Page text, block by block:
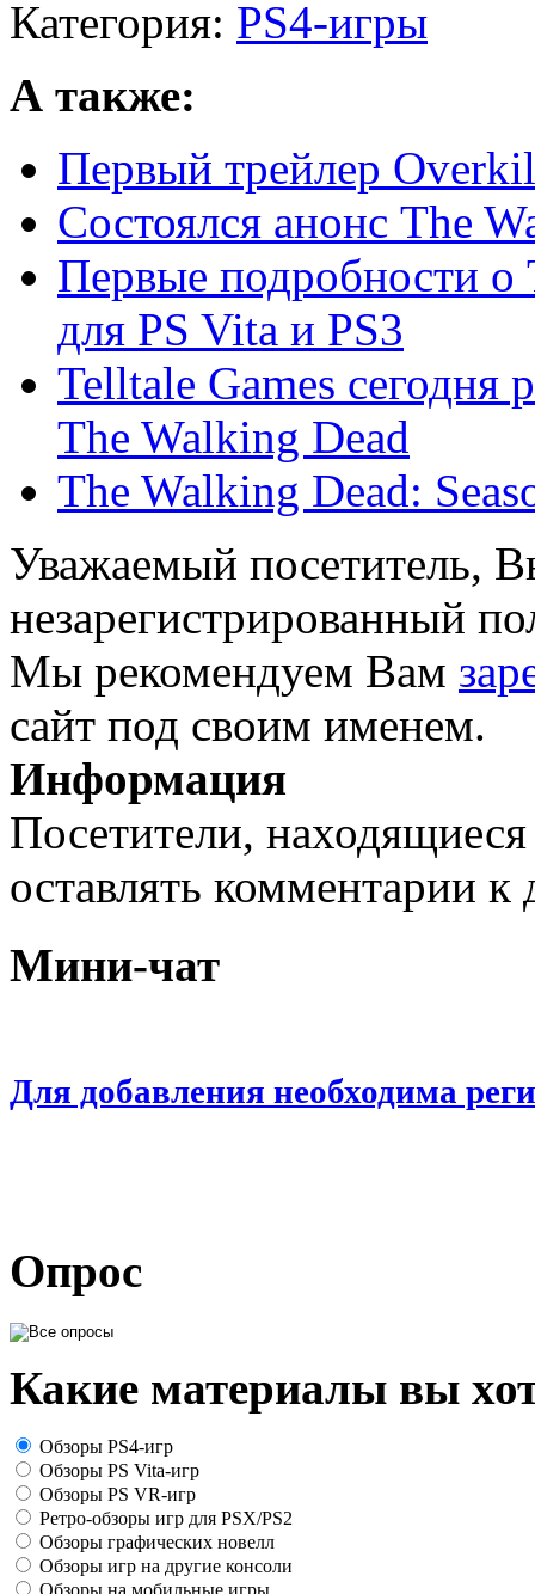
Категория: PS4-игры
А также:
Первый трейлер
Состоялся анонс The
Первые подробности о
для PS Vita и PS3
Telltale Games сегодня
The Walking Dead
The Walking Dead:
Уважаемый посетитель,
незарегистрированный
Мы рекомендуем Вам
сайт под своим именем.
Информация
Посетители,
оставлять комментарии
Мини-чат
Для добавления необходима
Опрос
Какие материалы вы
Обзоры PS4-игр
Обзоры PS Vita-игр
Обзоры PS VR-игр
Ретро-обзоры игр для PSX/PS2
Обзоры графических новелл
Обзоры игр на другие консоли